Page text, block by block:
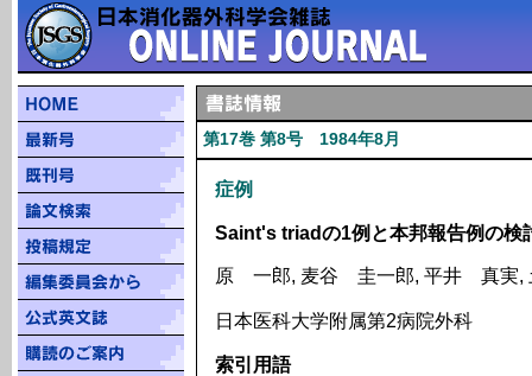
第17巻 第8号 1984年8月
症例
Saint's triadの1例と本邦報告例の検
原 一郎, 麦谷 圭一郎, 平井 真実
日本医科大学附属第2病院外科
索引用語